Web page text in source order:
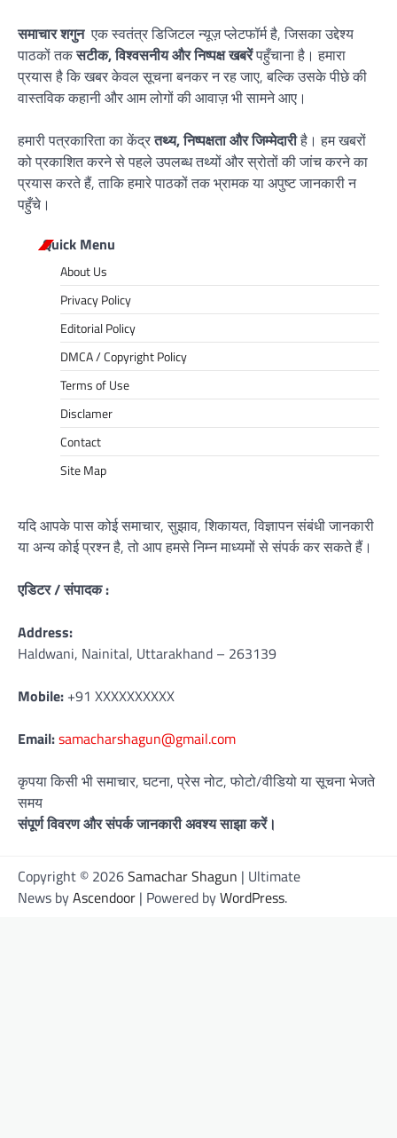
समाचार शगुन एक स्वतंत्र डिजिटल न्यूज़ प्लेटफॉर्म है, जिसका उद्देश्य
पाठकों तकसटीक, विश्वसनीय और निष्पक्ष खबरेंपहुँचाना है। हमारा
प्रयास है कि खबर केवल सूचना बनकर न रह जाए, बल्कि उसके पीछे की
वास्तविक कहानी और आम लोगों की आवाज़ भी सामने आए।
हमारी पत्रकारिता का केंद्रतथ्य, निष्पक्षता और जिम्मेदारीहै। हम खबरों
को प्रकाशित करने से पहले उपलब्ध तथ्यों और स्रोतों की जांच करने का
प्रयास करते हैं, ताकि हमारे पाठकों तक भ्रामक या अपुष्ट जानकारी न
पहुँचे।
Quick Menu
About Us
Privacy Policy
Editorial Policy
DMCA / Copyright Policy
Terms of Use
Disclamer
Contact
Site Map
यदि आपके पास कोई समाचार, सुझाव, शिकायत, विज्ञापन संबंधी जानकारी
या अन्य कोई प्रश्न है, तो आप हमसे निम्न माध्यमों से संपर्क कर सकते हैं।
एडिटर / संपादक :
Address:
Haldwani, Nainital, Uttarakhand – 263139
Mobile: +91 XXXXXXXXXX
Email:samacharshagun@gmail.com
कृपया किसी भी समाचार, घटना, प्रेस नोट, फोटो/वीडियो या सूचना भेजते
समय
संपूर्ण विवरण और संपर्क जानकारी अवश्य साझा करें।
Copyright © 2026Samachar Shagun | Ultimate
News byAscendoor | Powered byWordPress.